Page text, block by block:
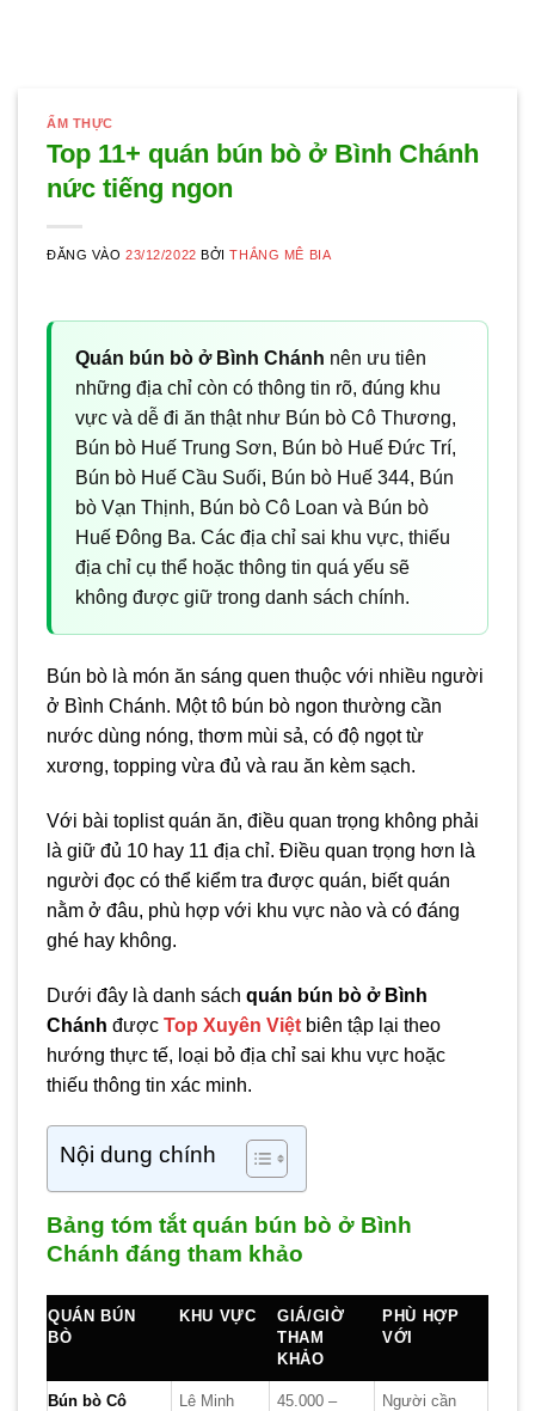
ẨM THỰC
Top 11+ quán bún bò ở Bình Chánh
nức tiếng ngon
ĐĂNG VÀO23/12/2022 BỞITHẮNG MÊ BIA
Quán bún bò ở Bình Chánh nên ưu tiên
những địa chỉ còn có thông tin rõ, đúng khu
vực và dễ đi ăn thật như Bún bò Cô Thương,
Bún bò Huế Trung Sơn, Bún bò Huế Đức Trí,
Bún bò Huế Cầu Suối, Bún bò Huế 344, Bún
bò Vạn Thịnh, Bún bò Cô Loan và Bún bò
Huế Đông Ba. Các địa chỉ sai khu vực, thiếu
địa chỉ cụ thể hoặc thông tin quá yếu sẽ
không được giữ trong danh sách chính.
Bún bò là món ăn sáng quen thuộc với nhiều người
ở Bình Chánh. Một tô bún bò ngon thường cần
nước dùng nóng, thơm mùi sả, có độ ngọt từ
xương, topping vừa đủ và rau ăn kèm sạch.
Với bài toplist quán ăn, điều quan trọng không phải
là giữ đủ 10 hay 11 địa chỉ. Điều quan trọng hơn là
người đọc có thể kiểm tra được quán, biết quán
nằm ở đâu, phù hợp với khu vực nào và có đáng
ghé hay không.
Dưới đây là danh sách quán bún bò ở Bình
Chánh được Top Xuyên Việt biên tập lại theo
hướng thực tế, loại bỏ địa chỉ sai khu vực hoặc
thiếu thông tin xác minh.
Nội dung chính
Bảng tóm tắt quán bún bò ở Bình
Chánh đáng tham khảo
QUÁN BÚN
BÒ
KHU VỰC
GIÁ/GIỜ
THAM
KHẢO
PHÙ HỢP
VỚI
Bún bò Cô
Lê Minh
45.000 –
Người cần